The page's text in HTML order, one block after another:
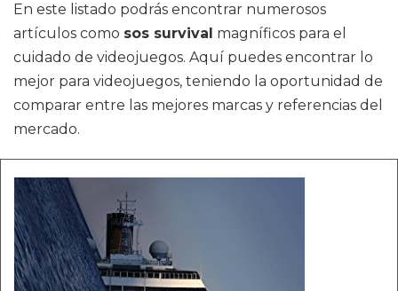
En este listado podrás encontrar numerosos
artículos como sos survival magníficos para el
cuidado de videojuegos. Aquí puedes encontrar lo
mejor para videojuegos, teniendo la oportunidad de
comparar entre las mejores marcas y referencias del
mercado.